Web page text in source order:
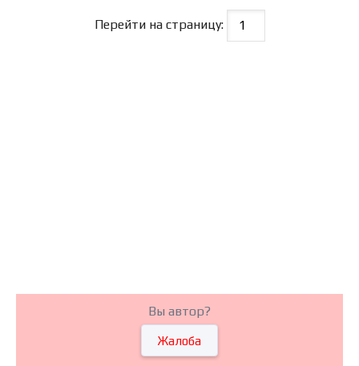
Перейти на страницу:
Вы автор?
Жалоба